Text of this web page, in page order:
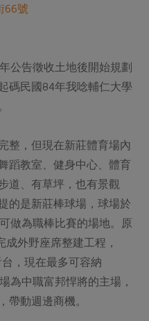
66號
公告徵收土地後開始規劃
碼民國84年我唸輔仁大學
整，但現在新莊體育場內
蹈教室、健身中心、體育
道、有草坪，也有景觀
的是新莊棒球場，球場於
做為職棒比賽的場地。原
外野座席整建工程，
，現在最多可容納
為中職富邦悍將的主場，
帶動週邊商機。